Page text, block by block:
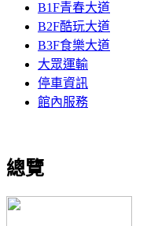
B1F青春大道
B2F酷玩大道
B3F食樂大道
大眾運輸
停車資訊
館內服務
總覽